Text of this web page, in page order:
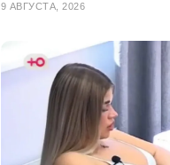
9 АВГУСТА, 2026